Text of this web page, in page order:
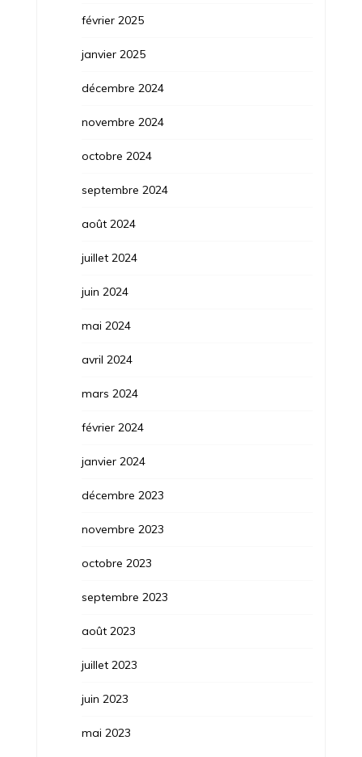
février 2025
janvier 2025
décembre 2024
novembre 2024
octobre 2024
septembre 2024
août 2024
juillet 2024
juin 2024
mai 2024
avril 2024
mars 2024
février 2024
janvier 2024
décembre 2023
novembre 2023
octobre 2023
septembre 2023
août 2023
juillet 2023
juin 2023
mai 2023